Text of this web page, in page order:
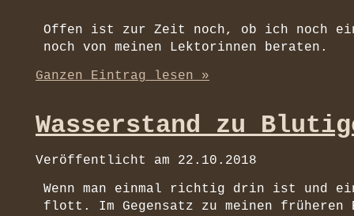
Offen ist zur Zeit noch, ob ich noch
noch von meinen Lektorinnen beraten.
Ganzen Eintrag lesen »
Wasserstand zu
Veröffentlicht am 22.10.2018
Wenn man einmal richtig drin ist und
flott. Im Gegensatz zu meinen früheren